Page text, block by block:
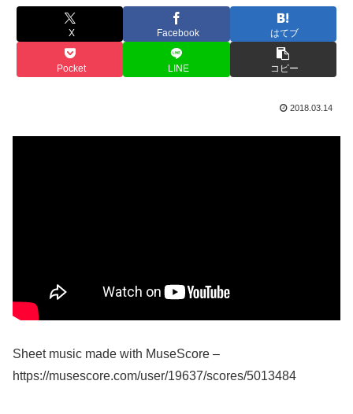
X Facebook はてブ
Pocket LINE コピー
2018.03.14
Sheet music made with MuseScore –
https://musescore.com/user/19637/scores/5013484